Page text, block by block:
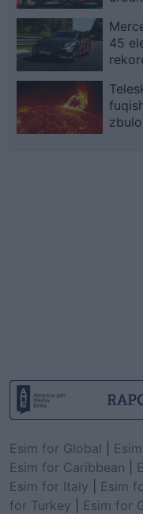
45
Esim for Global
Esim for Caribbean
Esim for Italy
Esim
for Turkey
Esim for